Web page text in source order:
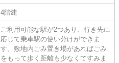
4階建
ご利用可能な駅が2つあり、行き先に
応じて乗車駅の使い分けができま
す。敷地内ごみ置き場があればごみ
をもって歩く距離も少なくてすみま